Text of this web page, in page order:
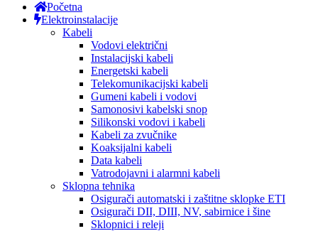
Početna
Elektroinstalacije
Kabeli
Vodovi električni
Instalacijski kabeli
Energetski kabeli
Telekomunikacijski kabeli
Gumeni kabeli i vodovi
Samonosivi kabelski snop
Silikonski vodovi i kabeli
Kabeli za zvučnike
Koaksijalni kabeli
Data kabeli
Vatrodojavni i alarmni kabeli
Sklopna tehnika
Osigurači automatski i zaštitne sklopke ETI
Osigurači DII, DIII, NV, sabirnice i šine
Sklopnici i releji